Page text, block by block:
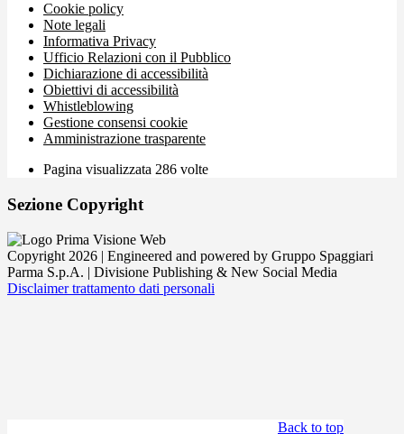
Cookie policy
Note legali
Informativa Privacy
Ufficio Relazioni con il Pubblico
Dichiarazione di accessibilità
Obiettivi di accessibilità
Whistleblowing
Gestione consensi cookie
Amministrazione trasparente
Pagina visualizzata 286 volte
Sezione Copyright
Copyright 2026 | Engineered and powered by Gruppo Spaggiari
Parma S.p.A. | Divisione Publishing & New Social Media
Disclaimer trattamento dati personali
Back to top